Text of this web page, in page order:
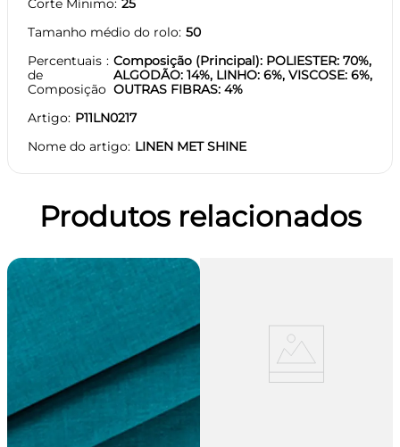
Corte Mínimo 25
Tamanho médio do rolo 50
Percentuais
de
Composição
Composição (Principal): POLIESTER: 70%,
ALGODÃO: 14%, LINHO: 6%, VISCOSE: 6%,
OUTRAS FIBRAS: 4%
Artigo P11LN0217
Nome do artigo LINEN MET SHINE
Produtos relacionados